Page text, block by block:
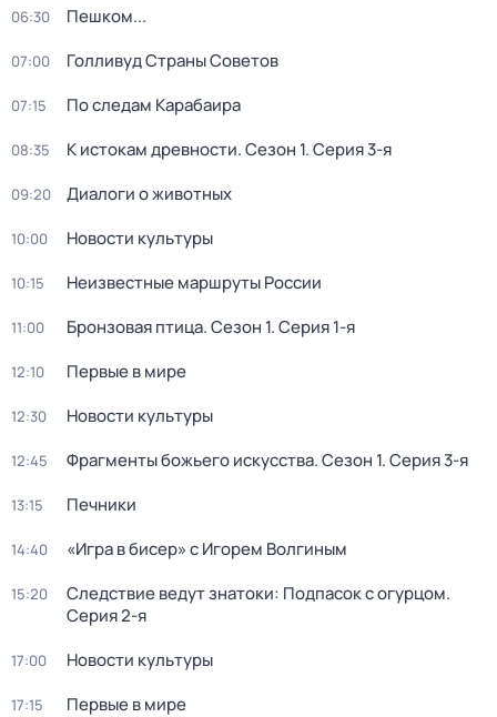
06:30 Пешком...
07:00 Голливуд Страны Советов
07:15 По следам Карабаира
08:35 К истокам древности. Сезон 1. Серия 3-я
09:20 Диалоги о животных
10:00 Новости культуры
10:15 Неизвестные маршруты России
11:00 Бронзовая птица. Сезон 1. Серия 1-я
12:10 Первые в мире
12:30 Новости культуры
12:45 Фрагменты божьего искусства. Сезон 1. Серия 3-я
13:15 Печники
14:40 «Игра в бисер» с Игорем Волгиным
15:20 Следствие ведут знатоки: Подпасок с огурцом.
Серия 2-я
17:00 Новости культуры
17:15 Первые в мире